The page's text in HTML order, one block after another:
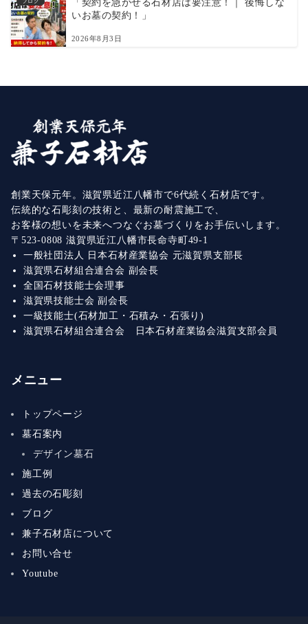
「契約を急がせる石材店は要注意！｜ 後悔しな
いお墓の契約！」
2026年8月3日
創業天保元年。滋賀県近江八幡市で6代続く石材店です。
伝統的な石彫刻の技術と、最新の耐震施工で、
お客様の想いを未来へつなぐお墓づくりをお手伝いします。
〒523-0808 滋賀県近江八幡市長命寺町49-1
一般社団法人 日本石材産業協会 元滋賀県支部長
滋賀県石材組合連合会 副会長
全国石材技能士会理事
滋賀県技能士会 副会長
一級技能士(石材加工・石積み・石張り)
滋賀県石材組合連合会 日本石材産業協会滋賀支部会員
メニュー
トップページ
墓石案内
デザイン墓石
施工例
過去の石彫刻
ブログ
兼子石材店について
お問い合せ
Youtube